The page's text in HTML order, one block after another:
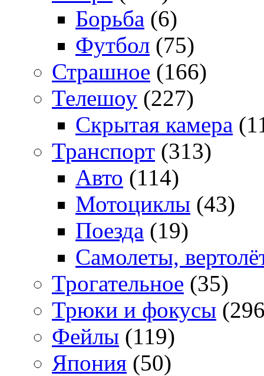
Борьба (6)
Футбол (75)
Страшное (166)
Телешоу (227)
Скрытая камера
Транспорт (313)
Авто (114)
Мотоциклы (43)
Поезда (19)
Самолеты,
Трогательное (35)
Трюки и фокусы
Фейлы (119)
Япония (50)